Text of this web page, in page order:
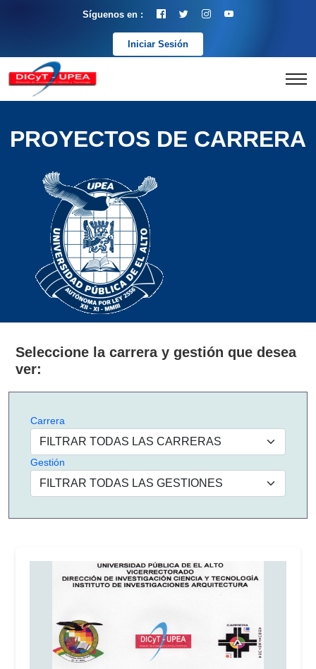
Síguenos en :
Iniciar Sesión
PROYECTOS DE CARRERA
Seleccione la carrera y gestión que desea
ver:
Carrera
Gestión